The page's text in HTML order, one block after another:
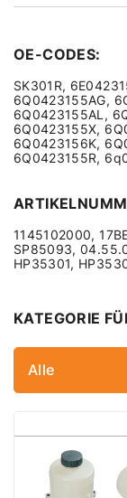
OE-CODES:
SK301R,
6Q0423155AG,
6Q0423155AL,
6Q0423155X,
6Q0423156K,
6Q0423155R,
1145102000,
SP85093,
HP35301,
KATEGORIE
Alle